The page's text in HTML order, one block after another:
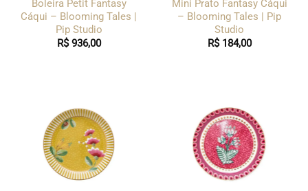
Boleira Petit Fantasy
Cáqui – Blooming Tales |
Pip Studio
R$936,00
Mini Prato Fantasy Cáqui
– Blooming Tales | Pip
Studio
R$184,00